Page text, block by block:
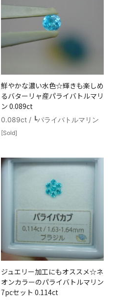
鮮やかな濃い水色☆輝きも楽しめ
るバターリャ産パライバトルマリ
ン 0.089ct
0.089ct / ┗パライバトルマリン
[Sold]
ジュエリー加工にもオススメ☆ネ
オンカラーのパライバトルマリン
7pcセット 0.114ct